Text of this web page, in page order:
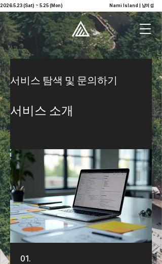
2026.5.23 (Sat) ~ 5.25 (Mon)                                              Nami Island | 남이
서비스 탐색 및 문의하기
서비스 소개
01.